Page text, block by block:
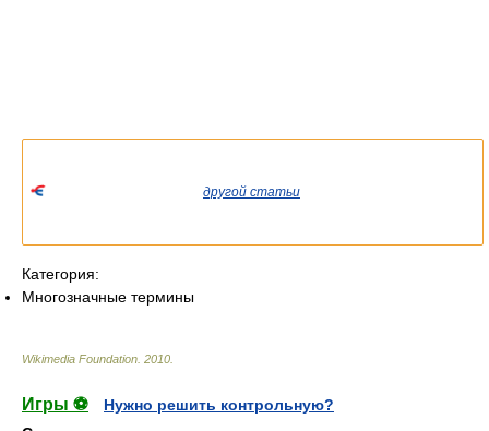
другой статьи
Категория:
Многозначные термины
Wikimedia Foundation 2010
Игры ⚽
Нужно решить контрольную?